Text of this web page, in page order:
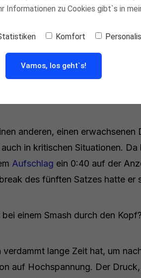
Aussichten auf einen Erfolg.
US Open 2018, im
anderen, einen
in kritischen Situationen.
Aufschlag ein 0:40 auf der
des fünften Satzes hatte er
einem Smash durch den
verdammt lange Zeit hat, um
auf Hochspannung. Der
Informationen zu Cookies gibt`s in
Komfort
Vamos, los geht`s!